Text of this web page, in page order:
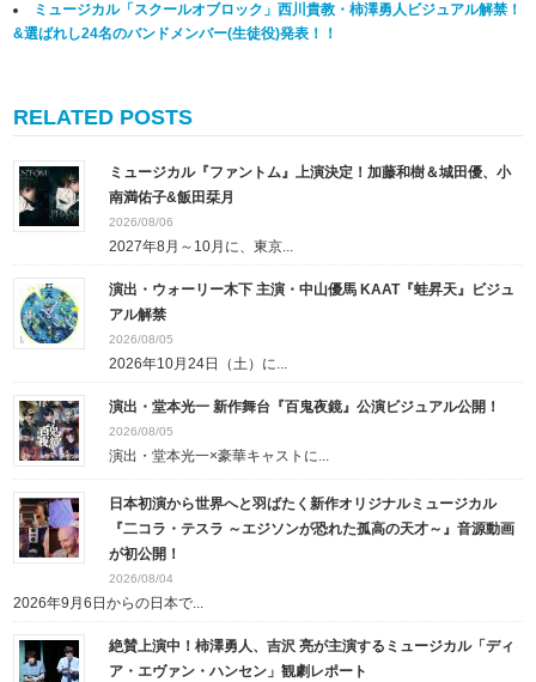
ミュージカル「スクールオブロック」西川貴教・柿澤勇人ビジュアル解禁！
&選ばれし24名のバンドメンバー(生徒役)発表！！
RELATED POSTS
ミュージカル『ファントム』上演決定！加藤和樹＆城田優、小
南満佑子&飯田栞月
2026/08/06
2027年8月～10月に、東京...
演出・ウォーリー木下 主演・中山優馬 KAAT『蛙昇天』ビジュ
アル解禁
2026/08/05
2026年10月24日（土）に...
演出・堂本光一 新作舞台『百鬼夜鏡』公演ビジュアル公開！
2026/08/05
演出・堂本光一×豪華キャストに...
日本初演から世界へと羽ばたく新作オリジナルミュージカル
『二コラ・テスラ ～エジソンが恐れた孤高の天才～』音源動画
が初公開！
2026/08/04
2026年9月6日からの日本で...
絶賛上演中！柿澤勇人、吉沢 亮が主演するミュージカル「ディ
ア・エヴァン・ハンセン」観劇レポート